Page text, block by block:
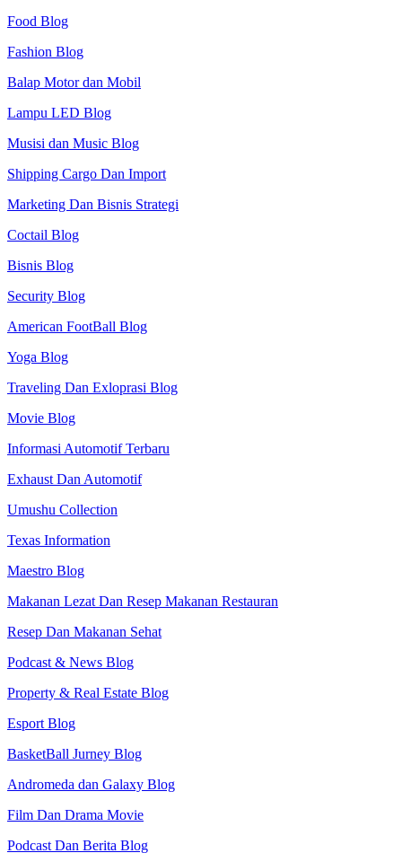
Food Blog
Fashion Blog
Balap Motor dan Mobil
Lampu LED Blog
Musisi dan Music Blog
Shipping Cargo Dan Import
Marketing Dan Bisnis Strategi
Coctail Blog
Bisnis Blog
Security Blog
American FootBall Blog
Yoga Blog
Traveling Dan Exloprasi Blog
Movie Blog
Informasi Automotif Terbaru
Exhaust Dan Automotif
Umushu Collection
Texas Information
Maestro Blog
Makanan Lezat Dan Resep Makanan Restauran
Resep Dan Makanan Sehat
Podcast & News Blog
Property & Real Estate Blog
Esport Blog
BasketBall Jurney Blog
Andromeda dan Galaxy Blog
Film Dan Drama Movie
Podcast Dan Berita Blog